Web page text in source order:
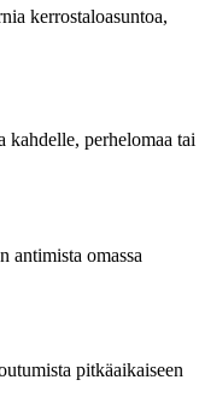
kerrostaloasuntoa,
kahdelle, perhelomaa tai
antimista omassa
pitkäaikaiseen